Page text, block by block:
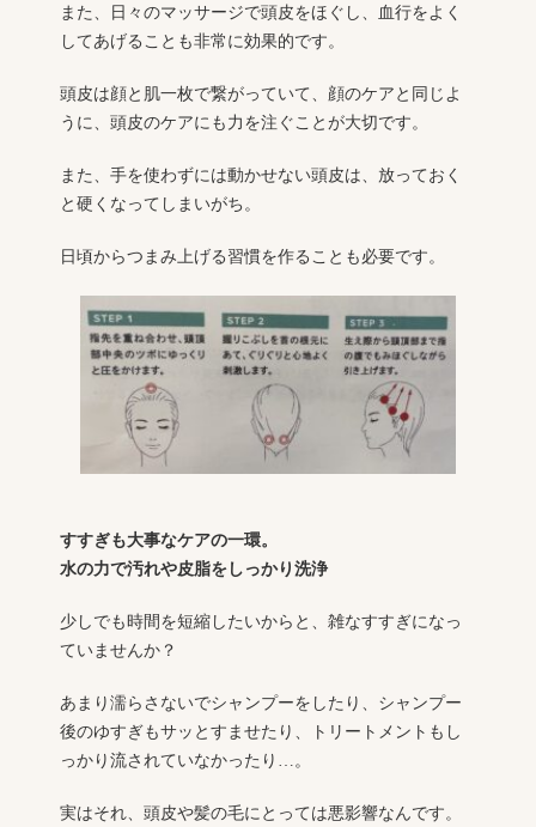
また、日々のマッサージで頭皮をほぐし、血行をよく
してあげることも非常に効果的です。
頭皮は顔と肌一枚で繋がっていて、顔のケアと同じよ
うに、頭皮のケアにも力を注ぐことが大切です。
また、手を使わずには動かせない頭皮は、放っておく
と硬くなってしまいがち。
日頃からつまみ上げる習慣を作ることも必要です。
すすぎも大事なケアの一環。
水の力で汚れや皮脂をしっかり洗浄
少しでも時間を短縮したいからと、雑なすすぎになっ
ていませんか？
あまり濡らさないでシャンプーをしたり、シャンプー
後のゆすぎもサッとすませたり、トリートメントもし
っかり流されていなかったり…。
実はそれ、頭皮や髪の毛にとっては悪影響なんです。